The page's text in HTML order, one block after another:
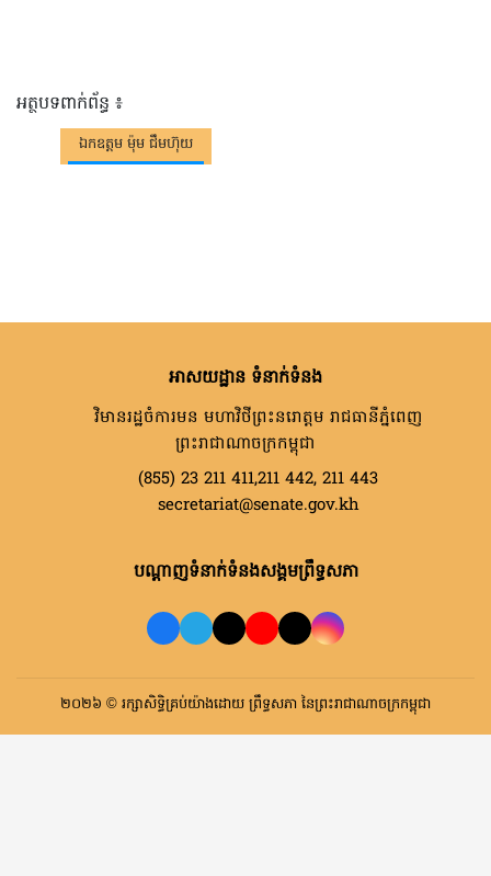
អត្ថបទពាក់ព័ន្ធ ៖
ឯកឧត្តម ម៉ុម ជឹមហ៊ុយ
អាសយដ្ឋាន ទំនាក់ទំនង
វិមានរដ្ឋចំការមន មហាវិថីព្រះនរោត្តម រាជធានីភ្នំពេញ
ព្រះរាជាណាចក្រកម្ពុជា
(855) 23 211 411,211 442, 211 443
secretariat@senate.gov.kh
បណ្តាញទំនាក់ទំនងសង្គមព្រឹទ្ធសភា
២០២៦ © រក្សាសិទ្ធិគ្រប់យ៉ាងដោយ ព្រឹទ្ធសភា នៃព្រះរាជាណាចក្រកម្ពុជា